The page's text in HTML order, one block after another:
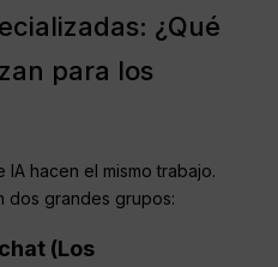
¿Qué
para los
IA hacen el mismo trabajo.
dos grandes grupos:
(Los